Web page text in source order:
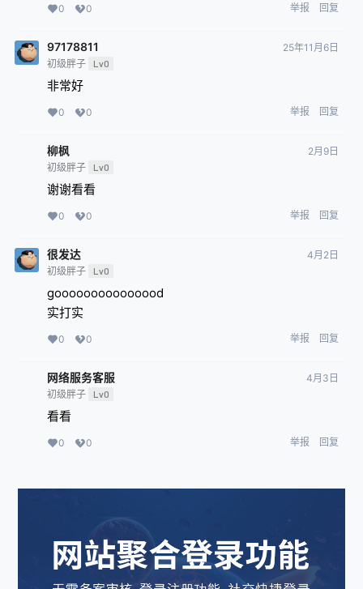
0 0 举报 回复
97178811
初级胖子 Lv0
25年11月6日
非常好
0 0 举报 回复
柳枫
初级胖子 Lv0
2月9日
谢谢看看
0 0 举报 回复
很发达
初级胖子 Lv0
4月2日
gooooooooooooood
实打实
0 0 举报 回复
网络服务客服
初级胖子 Lv0
4月3日
看看
0 0 举报 回复